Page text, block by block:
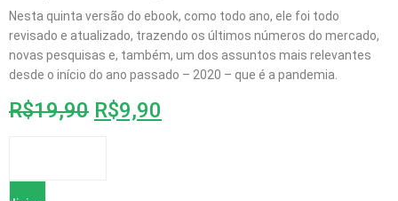
Nesta quinta versão do ebook, como todo ano, ele foi todo
revisado e atualizado, trazendo os últimos números do mercado,
novas pesquisas e, também, um dos assuntos mais relevantes
desde o início do ano passado – 2020 – que é a pandemia.
R$19,90 R$9,90